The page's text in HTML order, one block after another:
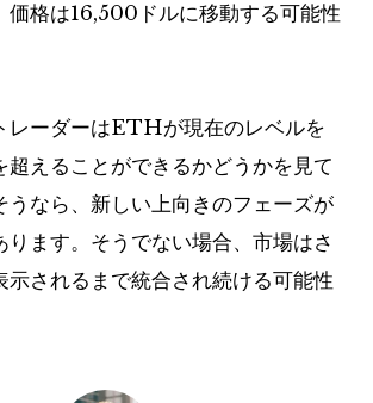
価格は16,500ドルに移動する可能性
レーダーはETHが現在のレベルを
超えることができるかどうかを見て
うなら、新しい上向きのフェーズが
ります。そうでない場合、市場はさ
示されるまで統合され続ける可能性